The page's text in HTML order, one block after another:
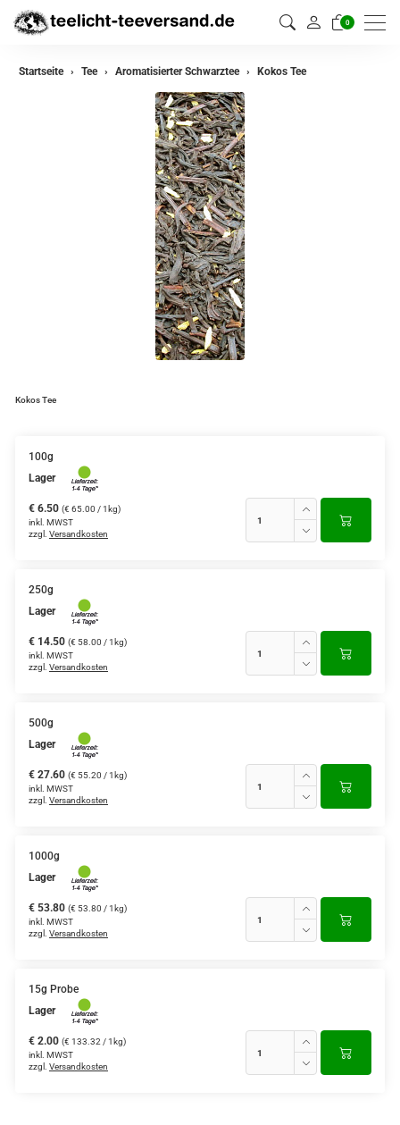
0
zurück
Grüner Tee aus Japan
Teemischungen
Verschiedene Anbaugebiete
Yogi - und Beuteltee
Aromatisierter Grüntee
Aromatisierter Schwarztee
Startseite Tee Aromatisierter Schwarztee Kokos Tee
Kokos Tee
100g
Lager
€ 6.50 (€ 65.00 / 1kg)
inkl. MWST
zzgl. Versandkosten
250g
Lager
€ 14.50 (€ 58.00 / 1kg)
inkl. MWST
zzgl. Versandkosten
500g
Lager
€ 27.60 (€ 55.20 / 1kg)
inkl. MWST
zzgl. Versandkosten
1000g
Lager
€ 53.80 (€ 53.80 / 1kg)
inkl. MWST
zzgl. Versandkosten
15g Probe
Lager
€ 2.00 (€ 133.32 / 1kg)
inkl. MWST
zzgl. Versandkosten